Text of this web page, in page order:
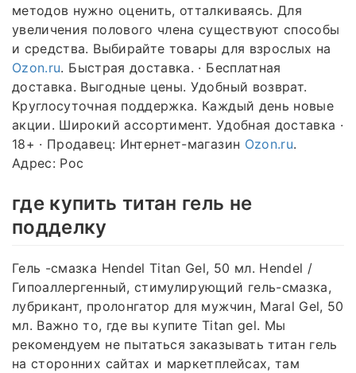
методов нужно оценить, отталкиваясь. Для
увеличения полового члена существуют способы
и средства. Выбирайте товары для взрослых на
Ozon.ru. Быстрая доставка. · Бесплатная
доставка. Выгодные цены. Удобный возврат.
Круглосуточная поддержка. Каждый день новые
акции. Широкий ассортимент. Удобная доставка ·
18+ · Продавец: Интернет-магазин Ozon.ru.
Адрес: Рос
где купить титан гель не
подделку
Гель -смазка Hendel Titan Gel, 50 мл. Hendel /
Гипоаллергенный, стимулирующий гель-смазка,
лубрикант, пролонгатор для мужчин, Maral Gel, 50
мл. Важно то, где вы купите Titan gel. Мы
рекомендуем не пытаться заказывать титан гель
на сторонних сайтах и маркетплейсах, там